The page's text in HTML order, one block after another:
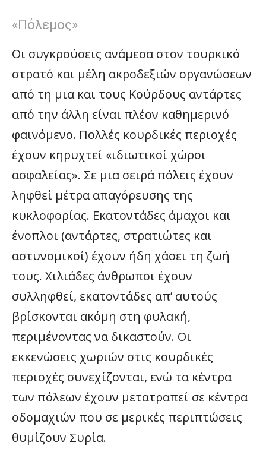
«Πόλεμος»
Οι συγκρούσεις ανάμεσα στον τουρκικό
στρατό και μέλη ακροδεξιών οργανώσεων
από τη μια και τους Κούρδους αντάρτες
από την άλλη είναι πλέον καθημερινό
φαινόμενο. Πολλές κουρδικές περιοχές
έχουν κηρυχτεί «ιδιωτικοί χώροι
ασφαλείας». Σε μια σειρά πόλεις έχουν
ληφθεί μέτρα απαγόρευσης της
κυκλοφορίας. Εκατοντάδες άμαχοι και
ένοπλοι (αντάρτες, στρατιώτες και
αστυνομικοί) έχουν ήδη χάσει τη ζωή
τους. Χιλιάδες άνθρωποι έχουν
συλληφθεί, εκατοντάδες απ’ αυτούς
βρίσκονται ακόμη στη φυλακή,
περιμένοντας να δικαστούν. Οι
εκκενώσεις χωριών στις κουρδικές
περιοχές συνεχίζονται, ενώ τα κέντρα
των πόλεων έχουν μετατραπεί σε κέντρα
οδομαχιών που σε μερικές περιπτώσεις
θυμίζουν Συρία.